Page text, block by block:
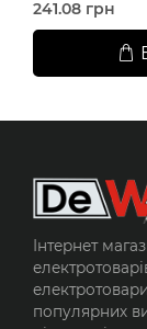
241.08 грн
Інтернет
популярних